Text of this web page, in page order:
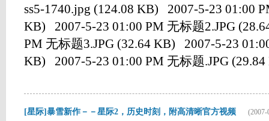
ss5-1740.jpg (124.08 KB) 2007-5-23 01:00
KB) 2007-5-23 01:00 PM 无标题2.JPG
PM 无标题3.JPG (32.64 KB) 2007-5-23
KB) 2007-5-23 01:00 PM 无标题.JPG
[星际]暴雪新作－－星际2，历史时刻，附高清晰官方视频 (2007-